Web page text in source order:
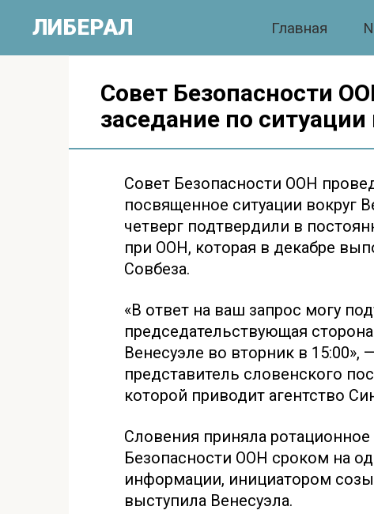
контенту
ЛИБЕРАЛ Главная
Совет Безопасности
заседание по
Совет Безопасности ООН
посвященное ситуации вокруг
четверг подтвердили в
при ООН, которая в декабре
Совбеза.
«В ответ на ваш запрос могу
председательствующая
Венесуэле во вторник в
представитель словенского
которой приводит агентство
Словения приняла
Безопасности ООН сроком на
информации, инициатором
выступила Венесуэла.